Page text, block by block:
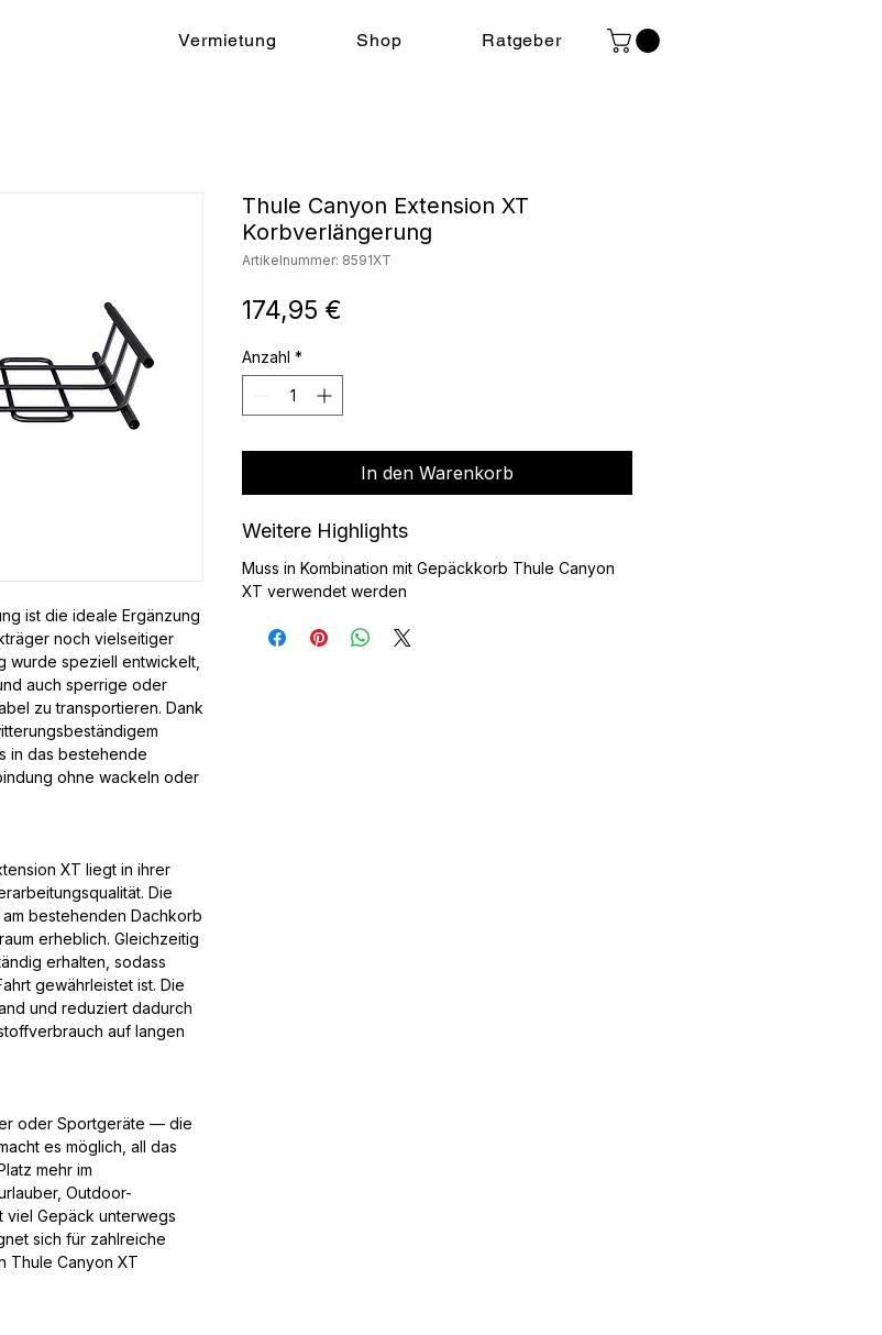
Vermietung Shop Ratgeber
ist die ideale Ergänzung
noch vielseitiger
wurde speziell entwickelt,
auch sperrige oder
zu transportieren. Dank
in das bestehende
ohne wackeln oder
XT liegt in ihrer
Die
bestehenden Dachkorb
erheblich. Gleichzeitig
erhalten, sodass
gewährleistet ist. Die
und reduziert dadurch
auf langen
oder Sportgeräte — die
es möglich, all das
mehr im
Outdoor-
viel Gepäck unterwegs
sich für zahlreiche
Thule Canyon XT
Thule Canyon Extension XT
Korbverlängerung
Artikelnummer: 8591XT
174,95 €
Anzahl *
In den Warenkorb
Weitere Highlights
Muss in Kombination mit Gepäckkorb Thule Canyon
XT verwendet werden